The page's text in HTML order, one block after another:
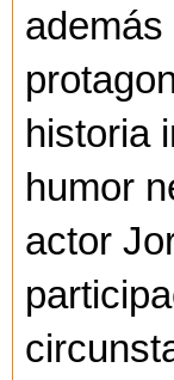
además
historia
humor
actor